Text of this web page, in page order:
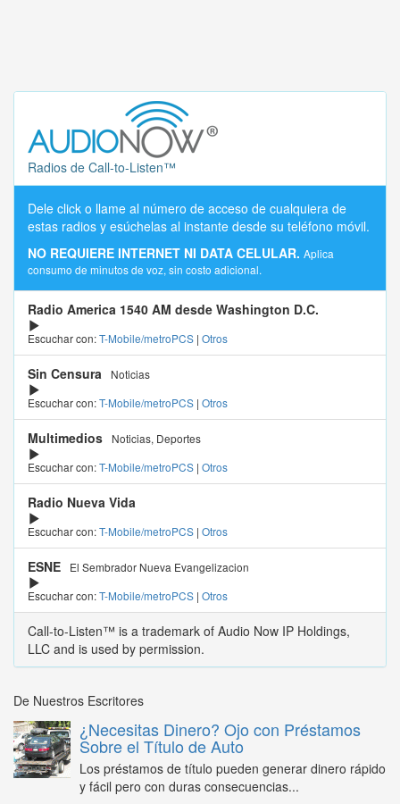
Radios de Call-to-Listen™
Dele click o llame al número de acceso de cualquiera de
estas radios y esúchelas al instante desde su teléfono móvil.
NO REQUIERE INTERNET NI DATA CELULAR. Aplica
consumo de minutos de voz, sin costo adicional.
Radio America 1540 AM desde Washington D.C.
Escuchar con:T-Mobile/metroPCS | Otros
Sin Censura
Noticias
Escuchar con:T-Mobile/metroPCS | Otros
Multimedios
Noticias, Deportes
Escuchar con:T-Mobile/metroPCS | Otros
Radio Nueva Vida
Escuchar con:T-Mobile/metroPCS | Otros
ESNE
El Sembrador Nueva Evangelizacion
Escuchar con:T-Mobile/metroPCS | Otros
Call-to-Listen™ is a trademark of Audio Now IP Holdings,
LLC and is used by permission.
De Nuestros Escritores
¿Necesitas Dinero? Ojo con Préstamos
Sobre el Título de Auto
Los préstamos de título pueden generar dinero rápido
y fácil pero con duras consecuencias...